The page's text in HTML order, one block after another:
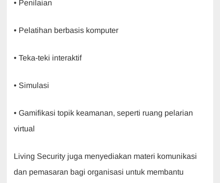
• Penilaian
• Pelatihan berbasis komputer
• Teka-teki interaktif
• Simulasi
• Gamifikasi topik keamanan, seperti ruang pelarian
virtual
Living Security juga menyediakan materi komunikasi
dan pemasaran bagi organisasi untuk membantu